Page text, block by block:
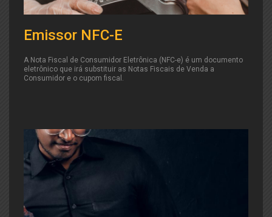
Emissor NFC-E
A Nota Fiscal de Consumidor Eletrônica (NFC-e) é um documento
eletrônico que irá substituir as Notas Fiscais de Venda a
Consumidor e o cupom fiscal.